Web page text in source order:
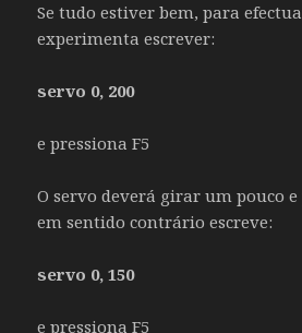
Se tudo estiver bem, para
experimenta escrever:
servo 0, 200
e pressiona F5
O servo deverá girar um pouco
em sentido contrário escreve:
servo 0, 150
e pressiona F5